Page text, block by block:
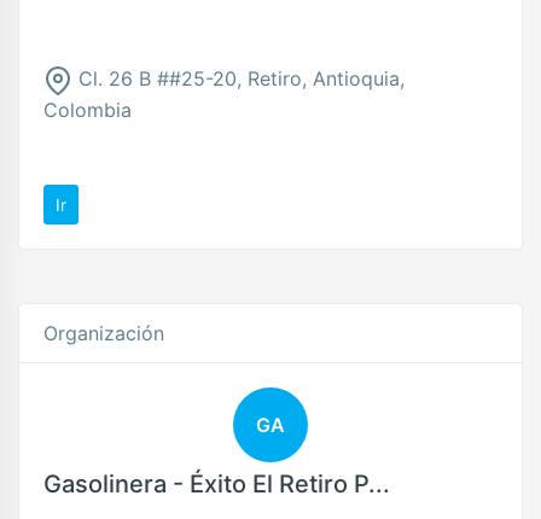
Cl. 26 B ##25-20, Retiro, Antioquia,
Colombia
Ir
Organización
GA
Gasolinera - Éxito El Retiro P...